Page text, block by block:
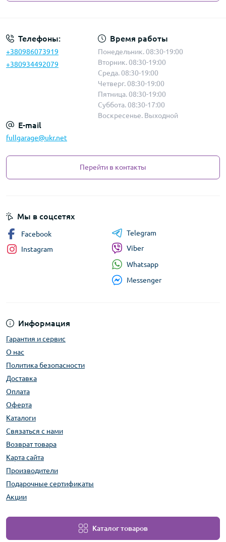
Телефоны:
+380986073919
+380934492079
Время работы
Понедельник. 08:30-19:00
Вторник. 08:30-19:00
Среда. 08:30-19:00
Четверг. 08:30-19:00
Пятница. 08:30-19:00
Суббота. 08:30-17:00
Воскресенье. Выходной
E-mail
fullgarage@ukr.net
Перейти в контакты
Информация
Гарантия и сервис
О нас
Политика безопасности
Доставка
Оплата
Оферта
Каталоги
Связаться с нами
Возврат товара
Карта сайта
Производители
Подарочные сертификаты
Акции
Каталог товаров
Мы в соцсетях
Facebook
Instagram
Telegram
Viber
Whatsapp
Messenger